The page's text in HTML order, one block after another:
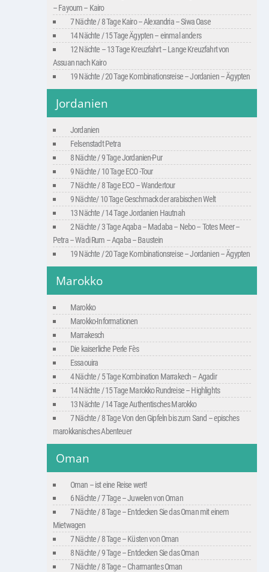
– Fayoum – Kairo
7 Nächte / 8 Tage Kairo – Alexandria – Siwa Oase
14 Nächte / 15 Tage Ägypten – einmal anders
12 Nächte – 13 Tage Kreuzfahrt – Lange Kreuzfahrt von
Assuan nach Kairo
19 Nächte / 20 Tage Kombinationsreise – Jordanien – Ägypten
Jordanien
Jordanien
Felsenstadt Petra
8 Nächte / 9 Tage Jordanien-Pur
9 Nächte / 10 Tage ECO -Tour
7 Nächte / 8 Tage ECO – Wandertour
9 Nächte/ 10 Tage Geschmack der arabischen Welt
13 Nächte / 14 Tage Jordanien Hautnah
2 Nächte / 3 Tage Aqaba – Madaba – Nebo – Totes Meer –
Petra – Wadi Rum – Aqaba – Baustein
19 Nächte / 20 Tage Kombinationsreise – Jordanien – Ägypten
Marokko
Marokko
Marokko-Informationen
Marrakesch
Die kaiserliche Perle Fès
Essaouira
4 Nächte / 5 Tage Kombination Marrakech – Agadir
14 Nächte / 15 Tage Marokko Rundreise – Highlights
13 Nächte / 14 Tage Authentisches Marokko
7 Nächte / 8 Tage Von den Gipfeln bis zum Sand – episches
marokkanisches Abenteuer
Oman
Oman – ist eine Reise wert!
6 Nächte / 7 Tage – Juwelen von Oman
7 Nächte / 8 Tage – Entdecken Sie das Oman mit einem
Mietwagen
7 Nächte / 8 Tage – Küsten von Oman
8 Nächte / 9 Tage – Entdecken Sie das Oman
7 Nächte / 8 Tage – Charmantes Oman